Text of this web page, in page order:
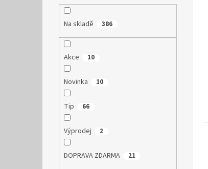
Na skladě 386
Akce 10
Novinka 10
Tip 66
Výprodej 2
DOPRAVA ZDARMA 21